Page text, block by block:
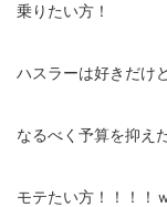
乗りたい方！
ハスラーは好きだけ
なるべく予算を抑え
モテたい方！！！！